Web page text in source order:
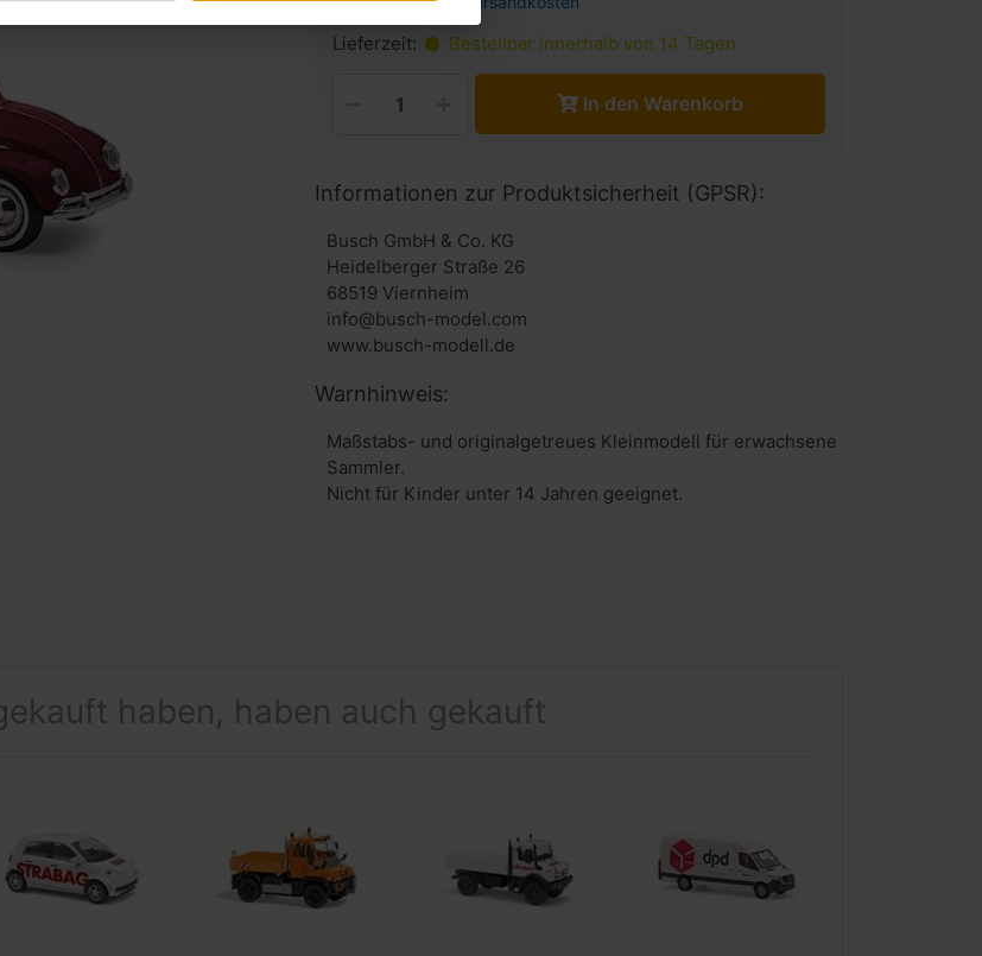
Lieferzeit: Bestellbar innerhalb von 14 Tagen
In den Warenkorb
Informationen zur Produktsicherheit (GPSR):
Busch GmbH & Co. KG
Heidelberger Straße 26
68519 Viernheim
info@busch-model.com
www.busch-modell.de
Warnhinweis:
Maßstabs- und originalgetreues Kleinmodell für erwachsene
Sammler.
Nicht für Kinder unter 14 Jahren geeignet.
haben, haben auch gekauft